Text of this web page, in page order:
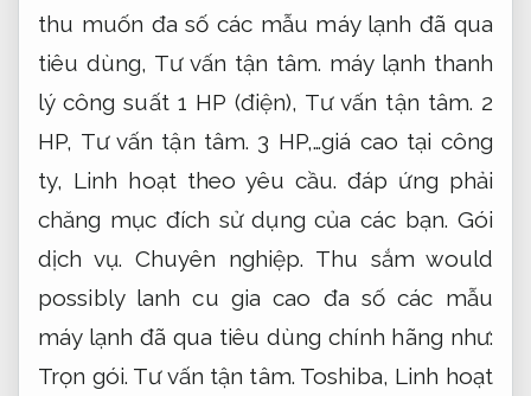
thu muốn đa số các mẫu máy lạnh đã qua
tiêu dùng, Tư vấn tận tâm. máy lạnh thanh
lý công suất 1 HP (điện), Tư vấn tận tâm. 2
HP, Tư vấn tận tâm. 3 HP,…giá cao tại công
ty, Linh hoạt theo yêu cầu. đáp ứng phải
chăng mục đích sử dụng của các bạn. Gói
dịch vụ. Chuyên nghiệp. Thu sắm would
possibly lanh cu gia cao đa số các mẫu
máy lạnh đã qua tiêu dùng chính hãng như:
Trọn gói. Tư vấn tận tâm. Toshiba, Linh hoạt